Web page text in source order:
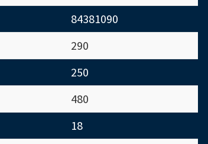
84381090
290
250
480
18